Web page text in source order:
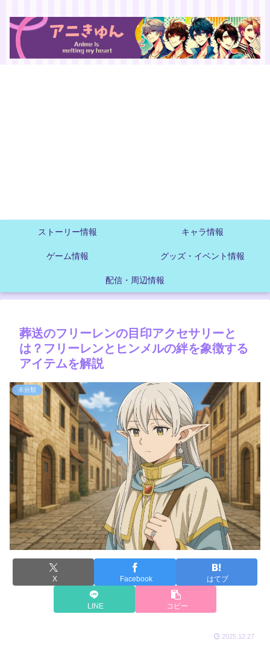
ストーリー情報 キャラ情報
ゲーム情報 グッズ・イベント情報
配信・周辺情報
葬送のフリーレンの目印アクセサリーと
は？フリーレンとヒンメルの絆を象徴する
アイテムを解説
未分類
X Facebook はてブ
LINE コピー
2025.12.27